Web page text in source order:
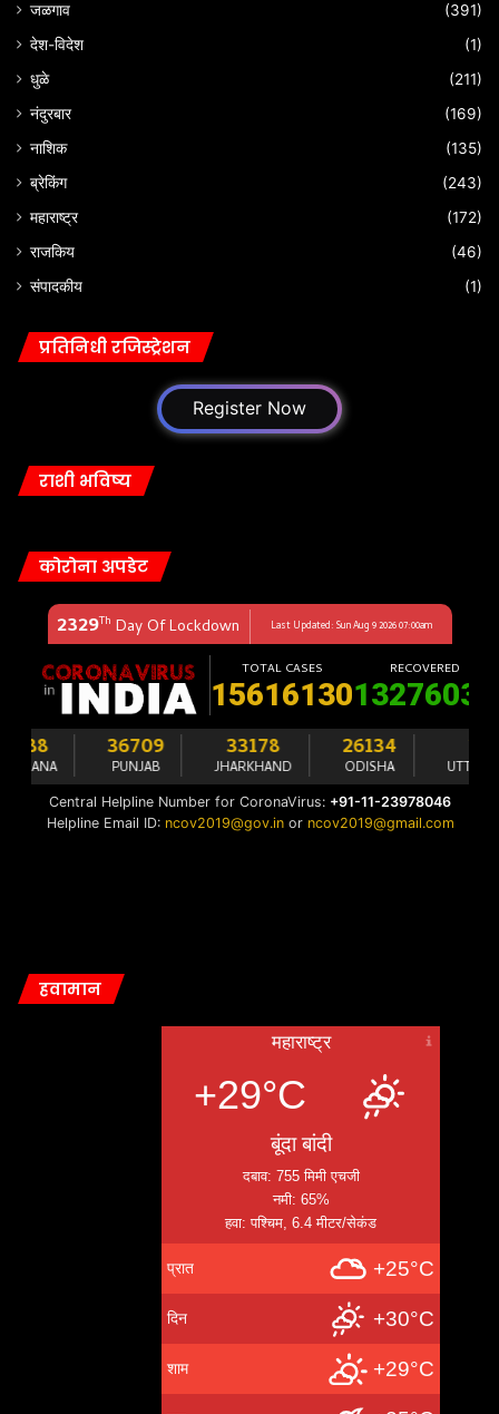
जळगाव
(391)
देश-विदेश
(1)
धुळे
(211)
नंदुरबार
(169)
नाशिक
(135)
ब्रेकिंग
(243)
महाराष्ट्र
(172)
राजकिय
(46)
संपादकीय
(1)
प्रतिनिधी रजिस्ट्रेशन
Register Now
राशी भविष्य
कोरोना अपडेट
हवामान
महाराष्ट्र
+29°C
बूंदा बांदी
दबाव: 755 मिमी एचजी
नमी: 65%
हवा: पश्चिम, 6.4 मीटर/सेकंड
प्रात +25°C
दिन +30°C
शाम +29°C